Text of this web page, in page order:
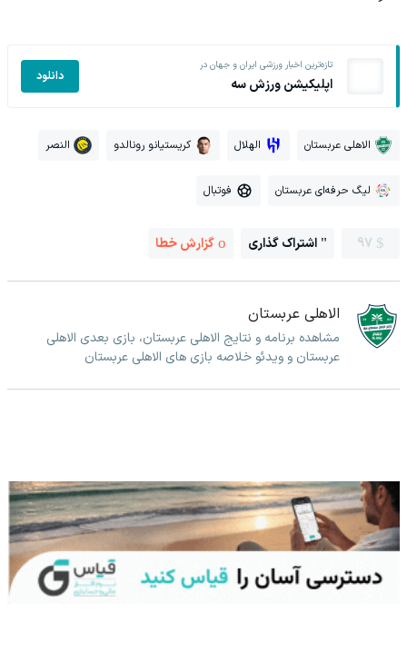
تازه‌ترین اخبار ورزشی ایران و جهان در
اپلیکیشن ورزش سه دانلود
الاهلی عربستان الهلال کریستیانو رونالدو النصر
لیگ حرفه‌ای عربستان فوتبال
97 اشتراک گذاری گزارش خطا
الاهلی عربستان
مشاهده برنامه و نتایج الاهلی عربستان، بازی بعدی الاهلی
عربستان و ویدئو خلاصه بازی های الاهلی عربستان